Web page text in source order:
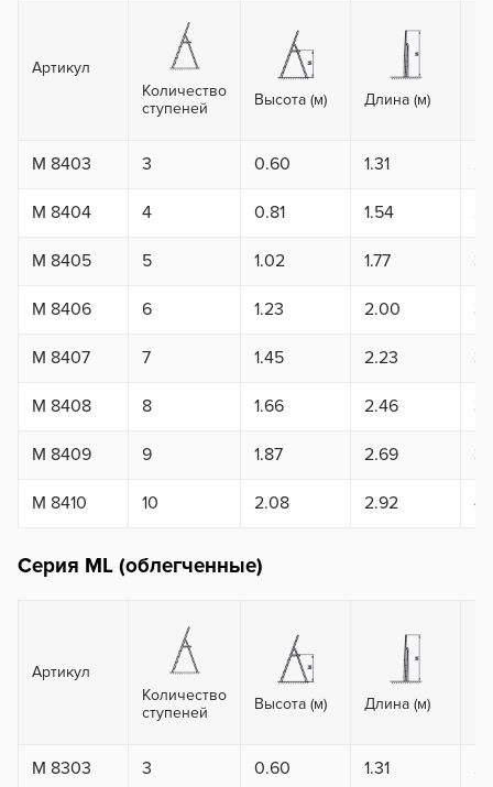
Артикул
Количество
ступеней
Высота (м) Длина (м)
M 8403 3 0.60 1.31
M 8404 4 0.81 1.54
M 8405 5 1.02 1.77
M 8406 6 1.23 2.00
M 8407 7 1.45 2.23
M 8408 8 1.66 2.46
M 8409 9 1.87 2.69
M 8410 10 2.08 2.92
Серия ML (облегченные)
Артикул
Количество
ступеней
Высота (м) Длина (м)
M 8303 3 0.60 1.31